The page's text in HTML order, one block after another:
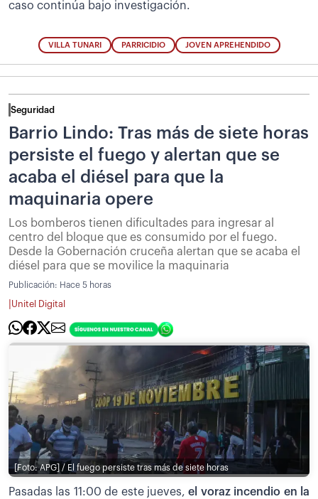
caso continúa bajo investigación.
VILLA TUNARI PARRICIDIO JOVEN APREHENDIDO
Seguridad
Barrio Lindo: Tras más de siete horas
persiste el fuego y alertan que se
acaba el diésel para que la
maquinaria opere
Los bomberos tienen dificultades para ingresar al
centro del bloque que es consumido por el fuego.
Desde la Gobernación cruceña alertan que se acaba el
diésel para que se movilice la maquinaria
Publicación: Hace 5 horas
Unitel Digital
[Foto: APG] / El fuego persiste tras más de siete horas
Pasadas las 11:00 de este jueves,el voraz incendio en la